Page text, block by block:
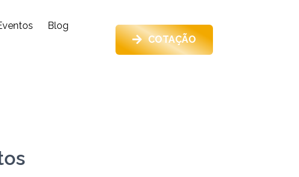
Blog
COTAÇÃO